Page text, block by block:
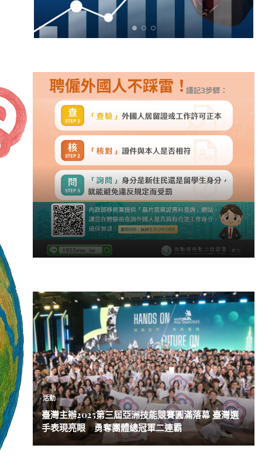
活動
臺灣主辦2025第三屆亞洲技能競賽圓滿落幕 臺灣選
手表現亮眼 勇奪團體總冠軍二連霸